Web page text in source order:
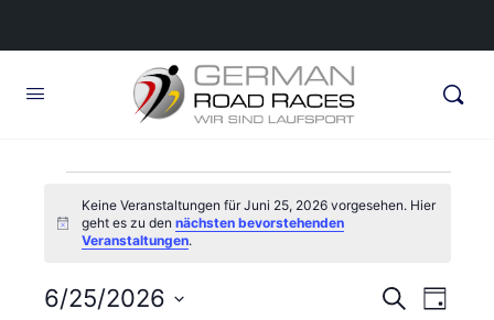
Veranstaltungen
für
Juni
Hinweis
Keine Veranstaltungen für Juni 25, 2026 vorgesehen. Hier
geht es zu dennächsten bevorstehenden
Veranstaltungen.
SucheTag
6/25/2026